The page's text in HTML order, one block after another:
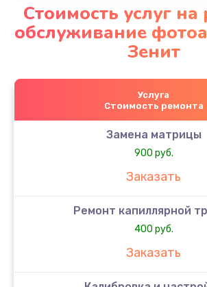
Стоимость услуг на
обслуживание
Зенит
Услуга
Стоимость ремонта
Замена матрицы
900 руб.
Заказать
Ремонт капиллярной
400 руб.
Заказать